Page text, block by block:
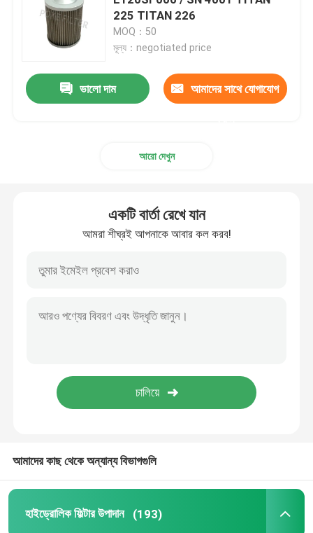
এয়ার ফিল্টার উপাদান
ভ্যাকুয়াম পাম্প ফিল্টার কার্টিজ
রজন বন্ডেড ফিল্টার
জল ফিল্টার উপাদান
225 TITAN 226
MOQ：50
মূল্য：negotiated price
ভালো দাম আমাদের সাথে যোগাযোগ
আরো দেখুন
একটি বার্তা রেখে যান
আমরা শীঘ্রই আপনাকে আবার কল করব!
আমাদের কাছ থেকে অন্যান্য বিভাগগুলি
হাইড্রোলিক ফিল্টার উপাদান (193)